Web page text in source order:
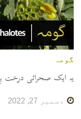
گومہ
یہ ایک صحرائی
دسمبر 27, 2022